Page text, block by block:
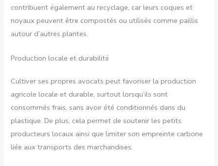
contribuent également au recyclage, car leurs coques et
noyaux peuvent être compostés ou utilisés comme paillis
autour d’autres plantes.
Production locale et durabilité
Cultiver ses propres avocats peut favoriser la production
agricole locale et durable, surtout lorsqu’ils sont
consommés frais, sans avoir été conditionnés dans du
plastique. De plus, cela permet de soutenir les petits
producteurs locaux ainsi que limiter son empreinte carbone
liée aux transports des marchandises.